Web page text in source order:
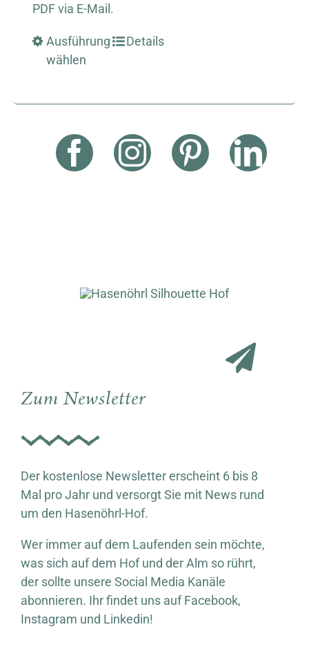
PDF via E-Mail.
Ausführung
wählen
Details
Zum Newsletter
Der kostenlose Newsletter erscheint 6 bis 8
Mal pro Jahr und versorgt Sie mit News rund
um den Hasenöhrl-Hof.
Wer immer auf dem Laufenden sein möchte,
was sich auf dem Hof und der Alm so rührt,
der sollte unsere Social Media Kanäle
abonnieren. Ihr findet uns auf Facebook,
Instagram und Linkedin!